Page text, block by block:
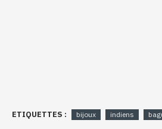
ETIQUETTES : bijoux indiens